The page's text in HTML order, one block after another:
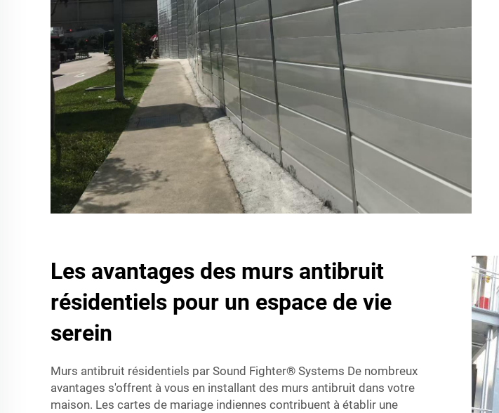
Les avantages des murs antibruit
résidentiels pour un espace de vie
serein
Murs antibruit résidentiels par Sound Fighter® Systems De nombreux
avantages s'offrent à vous en installant des murs antibruit dans votre
maison. Les cartes de mariage indiennes contribuent à établir une